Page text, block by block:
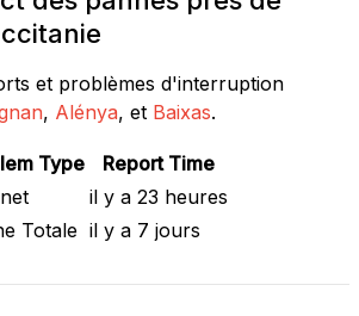
et problèmes d'interruption
, Alénya, et Baixas.
Type
Report Time
il y a 23 heures
Totale il y a 7 jours